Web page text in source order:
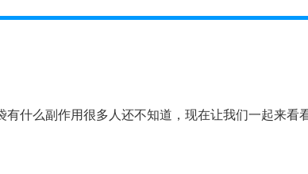
有什么副作用很多人还不知道，现在让我们一起来看